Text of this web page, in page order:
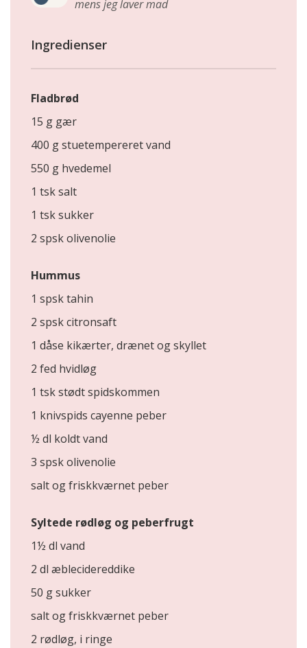
mens jeg laver mad
Ingredienser
Fladbrød
15 g gær
400 g stuetempereret vand
550 g hvedemel
1 tsk salt
1 tsk sukker
2 spsk olivenolie
Hummus
1 spsk tahin
2 spsk citronsaft
1 dåse kikærter, drænet og skyllet
2 fed hvidløg
1 tsk stødt spidskommen
1 knivspids cayenne peber
½ dl koldt vand
3 spsk olivenolie
salt og friskkværnet peber
Syltede rødløg og peberfrugt
1½ dl vand
2 dl æblecidereddike
50 g sukker
salt og friskkværnet peber
2 rødløg, i ringe